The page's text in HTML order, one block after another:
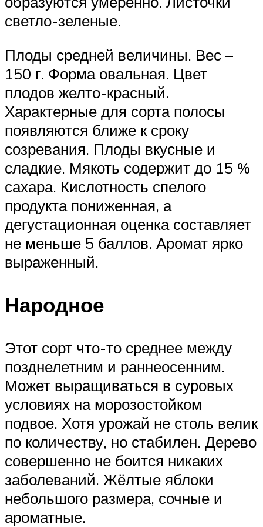
светло-зеленые.
Плоды средней величины. Вес –
150 г. Форма овальная. Цвет
плодов желто-красный.
Характерные для сорта полосы
появляются ближе к сроку
созревания. Плоды вкусные и
сладкие. Мякоть содержит до 15 %
сахара. Кислотность спелого
продукта пониженная, а
дегустационная оценка составляет
не меньше 5 баллов. Аромат ярко
выраженный.
Народное
Этот сорт что-то среднее между
позднелетним и раннеосенним.
Может выращиваться в суровых
условиях на морозостойком
подвое. Хотя урожай не столь велик
по количеству, но стабилен. Дерево
совершенно не боится никаких
заболеваний. Жёлтые яблоки
небольшого размера, сочные и
ароматные.